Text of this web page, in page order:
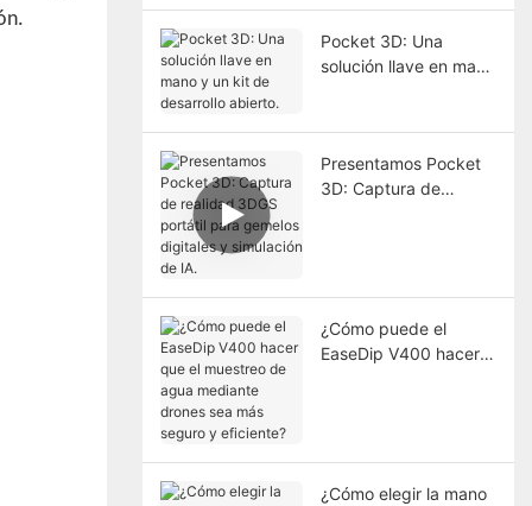
Pocket 3D: Una
solución llave en mano
Presentamos Pocket
3D: Captura de
¿Cómo puede el
EaseDip V400 hacer
¿Cómo elegir la mano